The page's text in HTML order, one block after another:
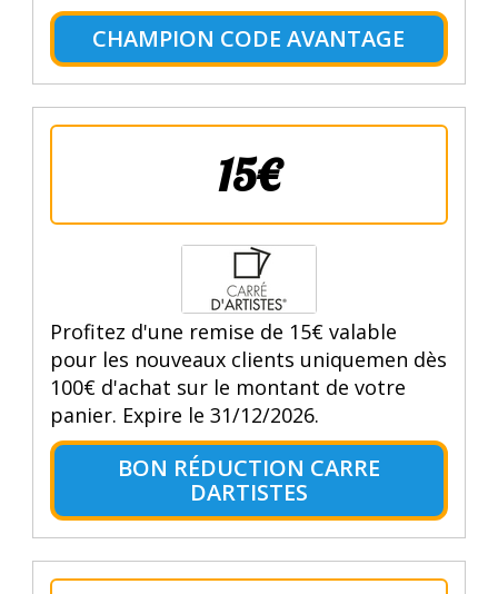
CHAMPION CODE AVANTAGE
15€
Profitez d'une remise de 15€ valable
pour les nouveaux clients uniquemen dès
100€ d'achat sur le montant de votre
panier. Expire le 31/12/2026.
BON RÉDUCTION CARRE
DARTISTES